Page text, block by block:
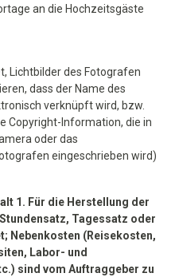
an die Hochzeitsgäste
Lichtbilder des Fotografen
dass der Name des
verknüpft wird, bzw.
Copyright-Information, die in
oder das
eingeschrieben wird)
1. Für die Herstellung der
Tagessatz oder
Nebenkosten (Reisekosten,
Labor- und
sind vom Auftraggeber zu